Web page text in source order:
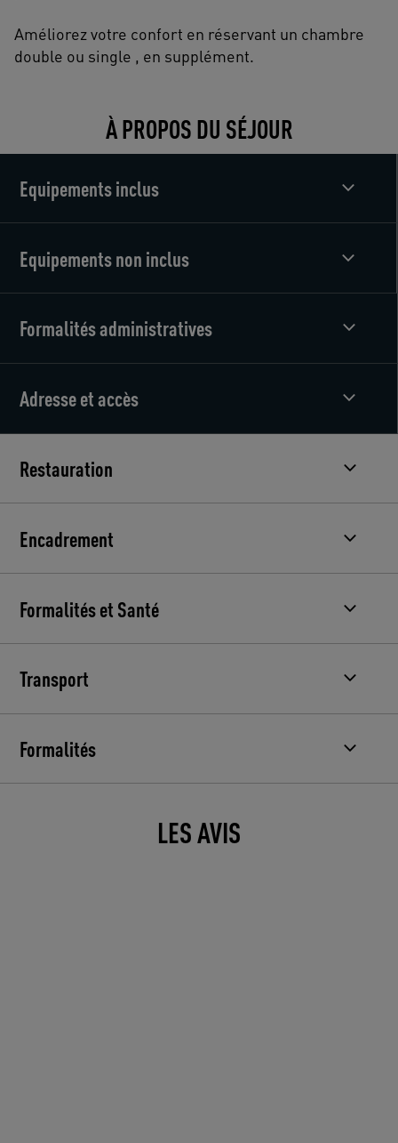
Améliorez votre confort en réservant un chambre
double ou single , en supplément.
À PROPOS DU SÉJOUR
Equipements inclus
Equipements non inclus
Formalités administratives
Adresse et accès
Restauration
Encadrement
Formalités et Santé
Transport
Formalités
LES AVIS